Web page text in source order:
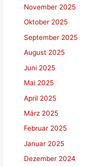
November 2025
Oktober 2025
September 2025
August 2025
Juni 2025
Mai 2025
April 2025
März 2025
Februar 2025
Januar 2025
Dezember 2024